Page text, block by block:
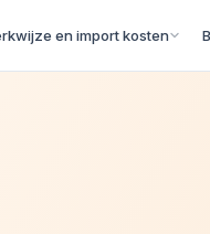
en import kosten